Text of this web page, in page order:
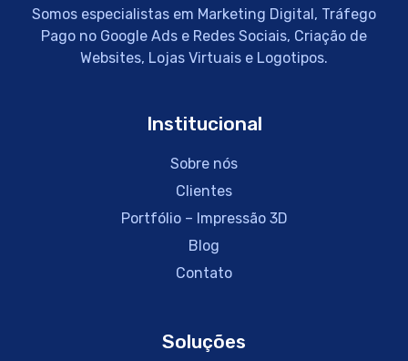
Somos especialistas em Marketing Digital, Tráfego
Pago no Google Ads e Redes Sociais, Criação de
Websites, Lojas Virtuais e Logotipos.
Institucional
Sobre nós
Clientes
Portfólio – Impressão 3D
Blog
Contato
Soluções